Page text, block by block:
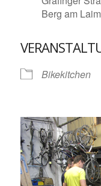
Berg am Laim
Bikekitchen